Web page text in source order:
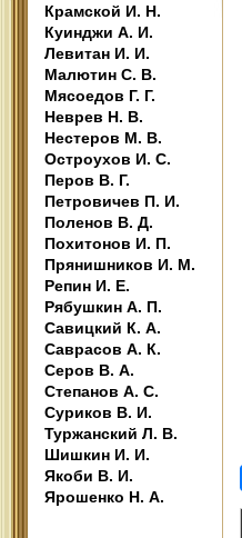
Крамской И. Н.
Куинджи А. И.
Левитан И. И.
Малютин С. В.
Мясоедов Г. Г.
Неврев Н. В.
Нестеров М. В.
Остроухов И. С.
Перов В. Г.
Петровичев П. И.
Поленов В. Д.
Похитонов И. П.
Прянишников И. М.
Репин И. Е.
Рябушкин А. П.
Савицкий К. А.
Саврасов А. К.
Серов В. А.
Степанов А. С.
Суриков В. И.
Туржанский Л. В.
Шишкин И. И.
Якоби В. И.
Ярошенко Н. А.